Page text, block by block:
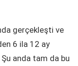
gerçekleşti ve
6 ila 12 ay
anda tam da bu